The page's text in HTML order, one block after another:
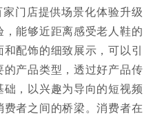
门店提供场景化体验升级
能够近距离感受老人鞋的
配饰的细致展示，可以引
产品类型，透过好产品传
，以兴趣为导向的短视频
者之间的桥梁。消费者在